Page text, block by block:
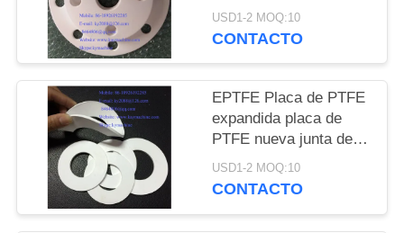
de anillos de sello de
politetrafluoroetileno
politetrafluoroetileno
espumoso SEAL Y
GASKETS China
fábrica China productor
USD1-2 MOQ:10
CONTACTO
EPTFE Placa de PTFE
expandida placa de
PTFE nueva junta de
sello de plástico
expandido espumado
USD1-2 MOQ:10
CONTACTO